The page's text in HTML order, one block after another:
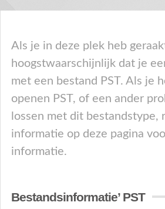
Als je in deze plek heb
hoogstwaarschijnlijk dat je
met een bestand PST. Als je
openen PST, of een ander
lossen met dit bestandstype,
informatie op deze pagina
informatie.
Bestandsinformatie’ PST